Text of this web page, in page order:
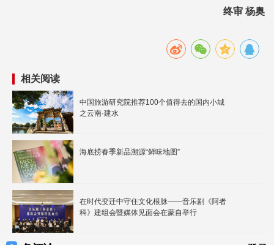
终审 杨奥
相关阅读
中国旅游研究院推荐100个值得去的国内小城
之云南·建水
海底捞春季新品溯源“鲜味地图”
在时代变迁中守住文化根脉——音乐剧《阿者
科》建组会暨媒体见面会在蒙自举行